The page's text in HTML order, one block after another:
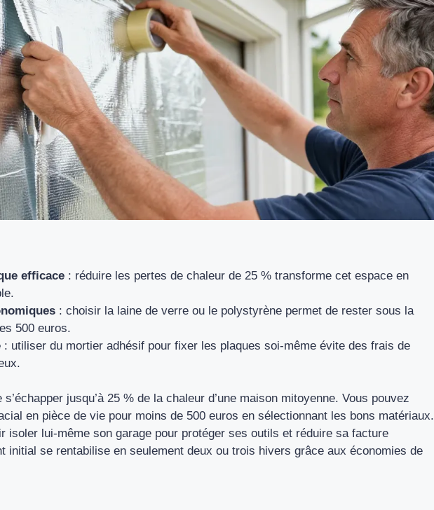
efficace : réduire les pertes de chaleur de 25 % transforme cet espace en
: choisir la laine de verre ou le polystyrène permet de rester sous la
500 euros.
: utiliser du mortier adhésif pour fixer les plaques soi-même évite des frais de
jusqu’à 25 % de la chaleur d’une maison mitoyenne. Vous pouvez
en pièce de vie pour moins de 500 euros en sélectionnant les bons matériaux.
isoler lui-même son garage pour protéger ses outils et réduire sa facture
initial se rentabilise en seulement deux ou trois hivers grâce aux économies de